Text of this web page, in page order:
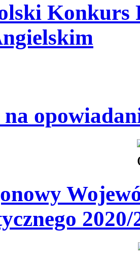
Konkurs
2020/